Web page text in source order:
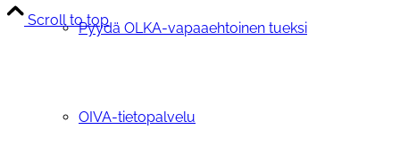
Pyydä OLKA-vapaaehtoinen tueksi
OIVA-tietopalvelu
Scroll to top